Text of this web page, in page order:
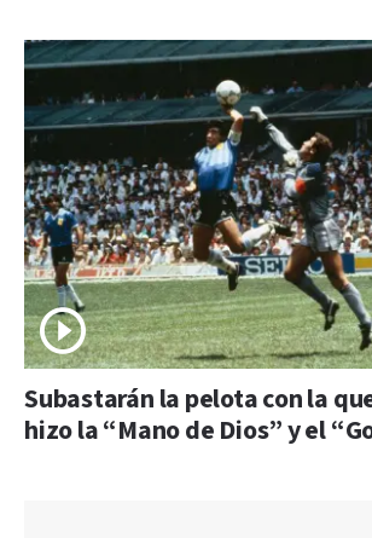
Subastarán la pelota con la
hizo la “Mano de Dios” y el